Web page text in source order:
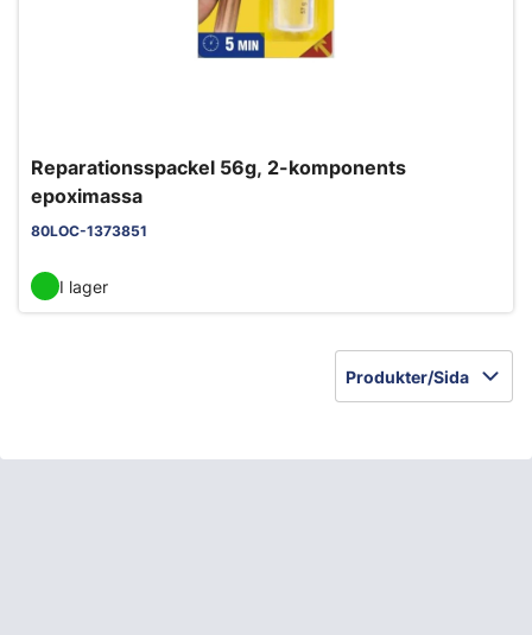
Reparationsspackel 56g, 2-komponents
epoximassa
80LOC-1373851
I lager
Produkter/Sida